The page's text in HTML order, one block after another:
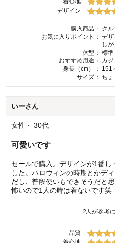
デザイン
購入商品：
クル
お気に入りポイント： デザ
しが
体型： 標準
おすすめ用途：
カジ
身長（cm）：
151
サイズ：
ち
いーさん
女性 ・ 30代
可愛いです
セールで購入。デザインが1番し
した。ハロウィンの時期とかデ
だし、普段使いもできそうだと
怖いので1人の時は着ないです笑
2 人が参考
品質